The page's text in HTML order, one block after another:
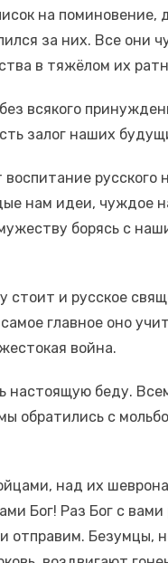
на поминовение,
за них. Все они
в тяжёлом их
всякого
залог наших
русского
нам идеи, чуждое
борясь с
стоит и русское
главное оно
война.
настоящую беду.
обратились с
над их
Бог! Раз Бог с вами
отправим. Безумцы,